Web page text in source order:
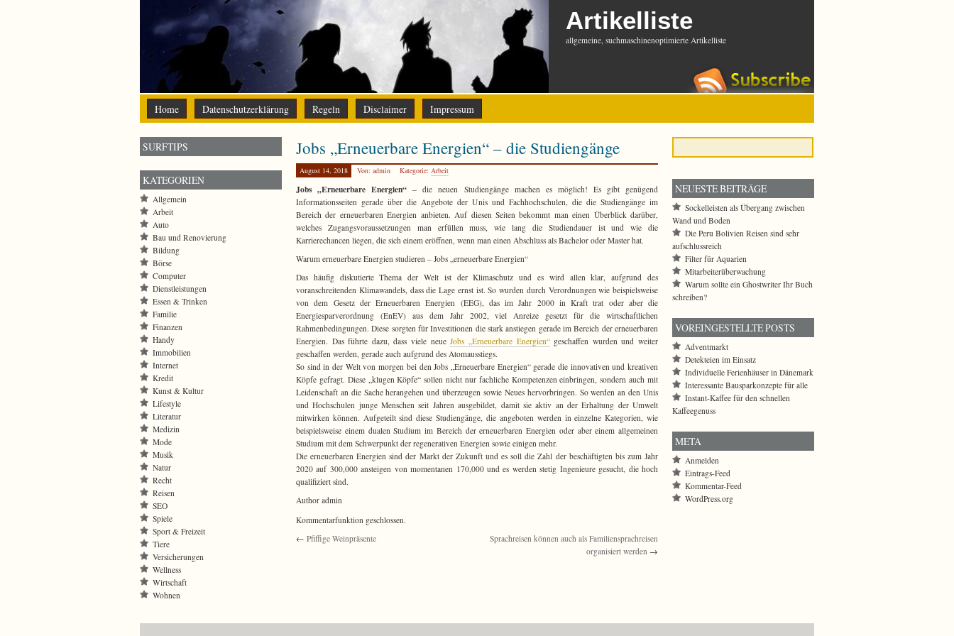
Artikelliste
allgemeine, suchmaschinenoptimierte Artikelliste
Home Datenschutzerklärung Regeln Disclaimer Impressum
Jobs „Erneuerbare Energien“ – die Studiengänge
August 14, 2018 Von: admin Kategorie: Arbeit
Jobs „Erneuerbare Energien“ – die neuen Studiengänge machen es möglich! Es gibt genügend
Informationsseiten gerade über die Angebote der Unis und Fachhochschulen, die die Studiengänge im
Bereich der erneuerbaren Energien anbieten. Auf diesen Seiten bekommt man einen Überblick darüber,
welches Zugangsvoraussetzungen man erfüllen muss, wie lang die Studiendauer ist und wie die
Karrierechancen liegen, die sich einem eröffnen, wenn man einen Abschluss als Bachelor oder Master hat.
Warum erneuerbare Energien studieren – Jobs „erneuerbare Energien“
Das häufig diskutierte Thema der Welt ist der Klimaschutz und es wird allen klar, aufgrund des
voranschreitenden Klimawandels, dass die Lage ernst ist. So wurden durch Verordnungen wie beispielsweise
von dem Gesetz der Erneuerbaren Energien (EEG), das im Jahr 2000 in Kraft trat oder aber die
Energiesparverordnung (EnEV) aus dem Jahr 2002, viel Anreize gesetzt für die wirtschaftlichen
Rahmenbedingungen. Diese sorgten für Investitionen die stark anstiegen gerade im Bereich der erneuerbaren
Energien. Das führte dazu, dass viele neueJobs „Erneuerbare Energien“geschaffen wurden und weiter
geschaffen werden, gerade auch aufgrund des Atomausstiegs.
So sind in der Welt von morgen bei den Jobs „Erneuerbare Energien“ gerade die innovativen und kreativen
Köpfe gefragt. Diese „klugen Köpfe“ sollen nicht nur fachliche Kompetenzen einbringen, sondern auch mit
Leidenschaft an die Sache herangehen und überzeugen sowie Neues hervorbringen. So werden an den Unis
und Hochschulen junge Menschen seit Jahren ausgebildet, damit sie aktiv an der Erhaltung der Umwelt
mitwirken können. Aufgeteilt sind diese Studiengänge, die angeboten werden in einzelne Kategorien, wie
beispielsweise einem dualen Studium im Bereich der erneuerbaren Energien oder aber einem allgemeinen
Studium mit dem Schwerpunkt der regenerativen Energien sowie einigen mehr.
Die erneuerbaren Energien sind der Markt der Zukunft und es soll die Zahl der beschäftigten bis zum Jahr
2020 auf 300,000 ansteigen von momentanen 170,000 und es werden stetig Ingenieure gesucht, die hoch
qualifiziert sind.
Author admin
Kommentarfunktion geschlossen.
← Pfiffige Weinpräsente
Sprachreisen können auch als Familiensprachreisen
organisiert werden →
SURFTIPS
KATEGORIEN
Allgemein
Arbeit
Auto
Bau und Renovierung
Bildung
Börse
Computer
Dienstleistungen
Essen & Trinken
Familie
Finanzen
Handy
Immobilien
Internet
Kredit
Kunst & Kultur
Lifestyle
Literatur
Medizin
Mode
Musik
Natur
Recht
Reisen
SEO
Spiele
Sport & Freizeit
Tiere
Versicherungen
Wellness
Wirtschaft
Wohnen
NEUESTE BEITRÄGE
Sockelleisten als Übergang zwischen
Wand und Boden
Die Peru Bolivien Reisen sind sehr
aufschlussreich
Filter für Aquarien
Mitarbeiterüberwachung
Warum sollte ein Ghostwriter Ihr Buch
schreiben?
VOREINGESTELLTE POSTS
Adventmarkt
Detekteien im Einsatz
Individuelle Ferienhäuser in Dänemark
Interessante Bausparkonzepte für alle
Instant-Kaffee für den schnellen
Kaffeegenuss
META
Anmelden
Eintrags-Feed
Kommentar-Feed
WordPress.org